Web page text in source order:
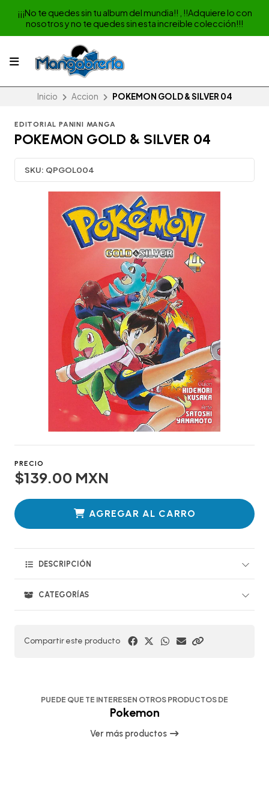
¡¡¡No te quedes sin tu album del mundia!! , !!Adquiere lo con
nosotros y no te quedes sin esta increible colección!!!
Inicio Accion POKEMON GOLD & SILVER 04
EDITORIAL PANINI MANGA
POKEMON GOLD & SILVER 04
SKU: QPGOL004
PRECIO
$139.00 MXN
AGREGAR AL CARRO
DESCRIPCIÓN
CATEGORÍAS
Compartir este producto
PUEDE QUE TE INTERESEN OTROS PRODUCTOS DE
Pokemon
Ver más productos